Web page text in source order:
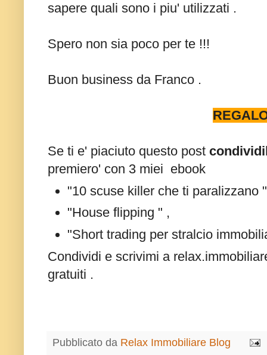
sapere quali sono i piu' utilizzati .
Spero non sia poco per te !!!
Buon business da Franco .
Se ti e' piaciuto questo post
premiero' con 3 miei ebook
"10 scuse killer che ti paralizzano
"House flipping " ,
"Short trading per stralcio
Condividi e scrivimi a
gratuiti .
Pubblicato da Relax Immobiliare Blog